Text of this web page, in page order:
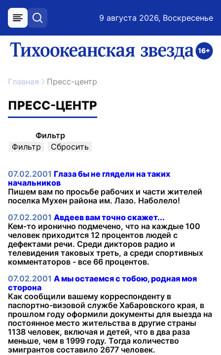
меню поиск 9 августа 2026, Воскресенье
ссылка на главную
Главная Пресс-центр
ПРЕСС-ЦЕНТР
Фильтр
07.02.2001 Глаза бы не глядели на таких
начальников
Пишем вам по просьбе рабочих и части жителей
поселка Мухен района им. Лазо. Наболело!
07.02.2001 Авдеев вам точно скажет...
Кем-то иронично подмечено, что на каждые 100
человек приходится 12 процентов людей с
дефектами речи. Среди дикторов радио и
телевидения таковых треть, а среди спортивных
комментаторов - все 66 процентов.
07.02.2001 А мы остаемся с тобою, родная моя
сторона
Как сообщили вашему корреспонденту в
паспортно-визовой службе Хабаровского края, в
прошлом году оформили документы для выезда на
постоянное место жительства в другие страны
1138 человек, включая и детей, что в два раза
меньше, чем в 1999 году. Тогда количество
эмигрантов составило 2677 человек.